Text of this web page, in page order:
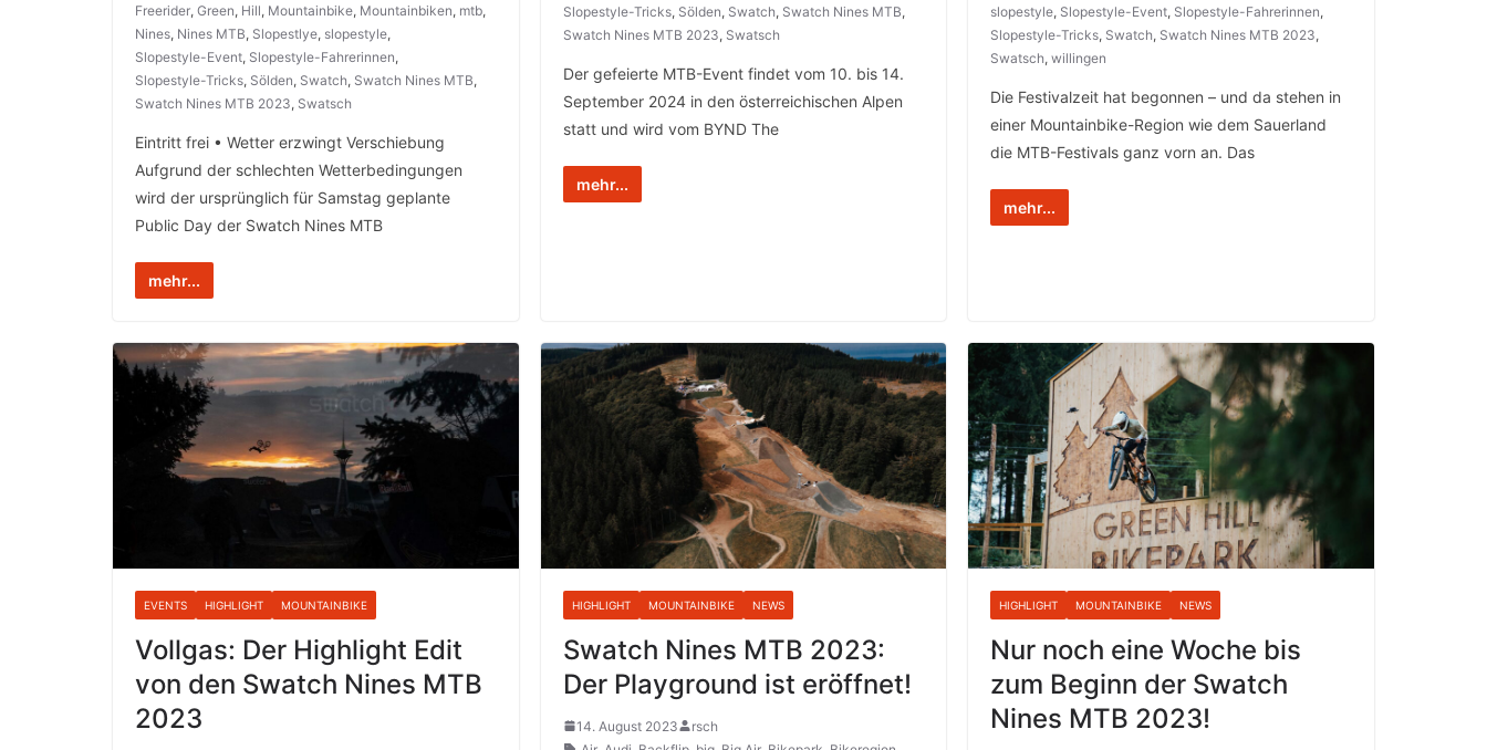
Freerider, Green, Hill, Mountainbike, Mountainbiken, mtb,
Nines, Nines MTB, Slopestlye, slopestyle,
Slopestyle-Event, Slopestyle-Fahrerinnen,
Slopestyle-Tricks, Sölden, Swatch, Swatch Nines MTB,
Swatch Nines MTB 2023, Swatsch
Eintritt frei • Wetter erzwingt Verschiebung
Aufgrund der schlechten Wetterbedingungen
wird der ursprünglich für Samstag geplante
Public Day der Swatch Nines MTB
mehr...
Slopestyle-Tricks, Sölden, Swatch, Swatch Nines MTB,
Swatch Nines MTB 2023, Swatsch
Der gefeierte MTB-Event findet vom 10. bis 14.
September 2024 in den österreichischen Alpen
statt und wird vom BYND The
mehr...
slopestyle, Slopestyle-Event, Slopestyle-Fahrerinnen,
Slopestyle-Tricks, Swatch, Swatch Nines MTB 2023,
Swatsch,willingen
Die Festivalzeit hat begonnen – und da stehen in
einer Mountainbike-Region wie dem Sauerland
die MTB-Festivals ganz vorn an. Das
mehr...
EVENTS HIGHLIGHT MOUNTAINBIKE
Vollgas: Der Highlight Edit
von den Swatch Nines MTB
2023
HIGHLIGHT MOUNTAINBIKE NEWS
Swatch Nines MTB 2023:
Der Playground ist eröffnet!
14. August 2023
rsch
HIGHLIGHT MOUNTAINBIKE NEWS
Nur noch eine Woche bis
zum Beginn der Swatch
Nines MTB 2023!